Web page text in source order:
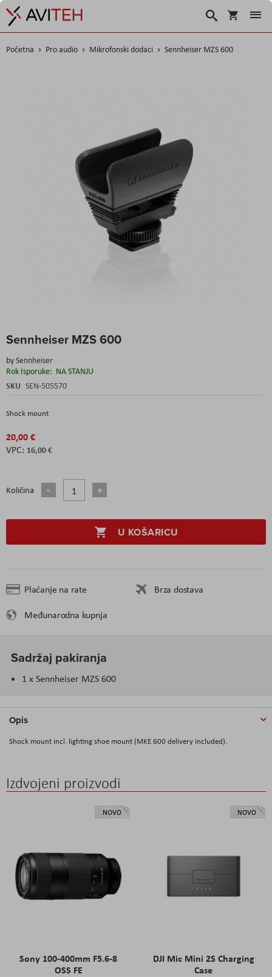
Košarica
Traži
Početna Pro audio Mikrofonski dodaci Sennheiser MZS 600
Sennheiser MZS 600
bySennheiser
Rok Isporuke: NA STANJU
SKU SEN-505570
Shock mount
20,00 €
16,00 €
Količina
U KOŠARICU
Plaćanje na rate
Brza dostava
Međunarodna kupnja
to
beginning
of
the
Sadržaj pakiranja
1 x Sennheiser MZS 600
Opis
Shock mount incl. lighting shoe mount (MKE 600 delivery included).
Izdvojeni proizvodi
NOVO
Sony 100-400mm F5.6-8
OSS FE
NOVO
DJI Mic Mini 2S Charging
Case